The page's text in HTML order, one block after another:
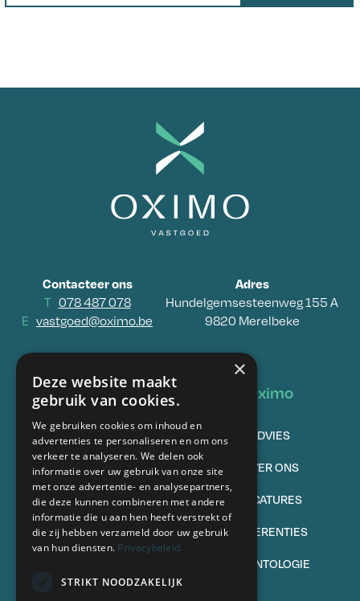
Contacteer ons
T 078 487 078
E vastgoed@oximo.be
Adres
Hundelgemsesteenweg 155 A
9820 Merelbeke
Vastgoed
TE KOOP
VERKOPEN
TE HUUR
VERHUREN
Oximo
ADVIES
OVER ONS
VACATURES
REFERENTIES
DEONTOLOGIE
Volg ons
×
Deze website maakt
gebruik van cookies.
We gebruiken cookies om inhoud en
advertenties te personaliseren en om ons
verkeer te analyseren. We delen ook
informatie over uw gebruik van onze site
met onze advertentie- en analysepartners,
die deze kunnen combineren met andere
informatie die u aan hen heeft verstrekt of
die zij hebben verzameld door uw gebruik
van hun diensten. Privacybeleid
STRIKT NOODZAKELIJK